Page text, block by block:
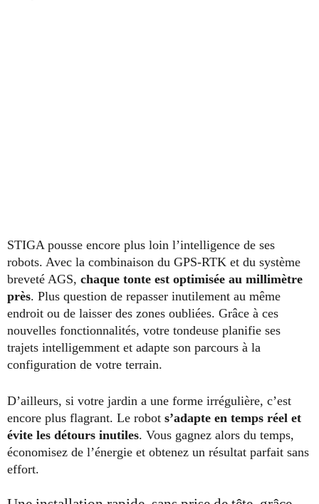
STIGA pousse encore plus loin l’intelligence de ses
robots. Avec la combinaison du GPS-RTK et du système
breveté AGS, chaque tonte est optimisée au millimètre
près. Plus question de repasser inutilement au même
endroit ou de laisser des zones oubliées. Grâce à ces
nouvelles fonctionnalités, votre tondeuse planifie ses
trajets intelligemment et adapte son parcours à la
configuration de votre terrain.
D’ailleurs, si votre jardin a une forme irrégulière, c’est
encore plus flagrant. Le robot s’adapte en temps réel et
évite les détours inutiles. Vous gagnez alors du temps,
économisez de l’énergie et obtenez un résultat parfait sans
effort.